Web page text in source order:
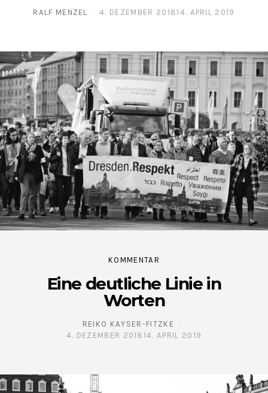
RALF MENZEL
POSTED ON
4. DEZEMBER 201814. APRIL 2019
KOMMENTAR
Eine deutliche Linie in
Worten
REIKO KAYSER-FITZKE
POSTED ON
4. DEZEMBER 2018 14. APRIL 2019